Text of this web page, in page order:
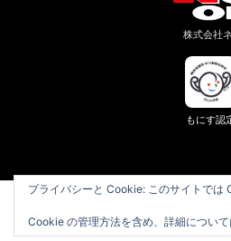
株式会社
もにす認
プライバシーと Cookie: このサイトでは
Cookie の管理方法を含め、詳細につい